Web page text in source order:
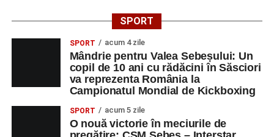
SPORT
SPORT acum 4 zile
Mândrie pentru Valea Sebeșului: Un
copil de 10 ani cu rădăcini în Săsciori
va reprezenta România la
Campionatul Mondial de Kickboxing
SPORT acum 5 zile
O nouă victorie în meciurile de